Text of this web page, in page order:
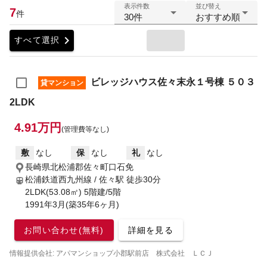
7件
表示件数
30件
並び替え
おすすめ順
すべて選択 chevron_right
貸マンション
ビレッジハウス佐々末永１号棟 ５０３
2LDK
4.91万円 (管理費等なし)
敷 なし 保 なし 礼
なし
長崎県北松浦郡佐々町口石免
松浦鉄道西九州線 / 佐々駅 徒歩30分
2LDK(53.08㎡) 5階建/5階
1991年3月(築35年6ヶ月)
お問い合わせ(無料) 詳細を見る
情報提供会社: アパマンショップ小郡駅前店 株式会社 ＬＣＪ